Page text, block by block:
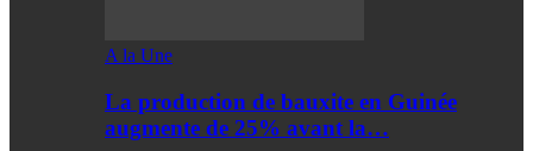
A la Une
La production de bauxite en Guinée
augmente de 25% avant la…